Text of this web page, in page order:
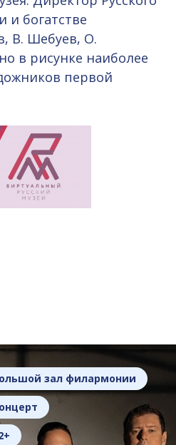
и богатстве
В. Шебуев, О.
в рисунке наиболее
первой
зал филармонии